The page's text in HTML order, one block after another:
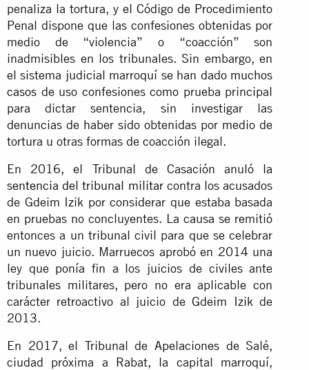
penaliza la tortura, y el Código de Procedimiento
Penal dispone que las confesiones obtenidas por
medio de “violencia” o “coacción” son
inadmisibles en los tribunales. Sin embargo, en
el sistema judicial marroquí se han dado muchos
casos de uso confesiones como prueba principal
para dictar sentencia, sin investigar las
denuncias de haber sido obtenidas por medio de
tortura u otras formas de coacción ilegal.
En 2016, el Tribunal de Casación anuló la
sentencia del tribunal militarcontra los acusados
de Gdeim Izik por considerar que estaba basada
en pruebas no concluyentes. La causa se remitió
entonces a un tribunal civil para que se celebrar
un nuevo juicio. Marruecos aprobó en 2014 una
ley que ponía fin a los juicios de civiles ante
tribunales militares, pero no era aplicable con
carácter retroactivo al juicio de Gdeim Izik de
2013.
En 2017, el Tribunal de Apelaciones de Salé,
ciudad próxima a Rabat, la capital marroquí,